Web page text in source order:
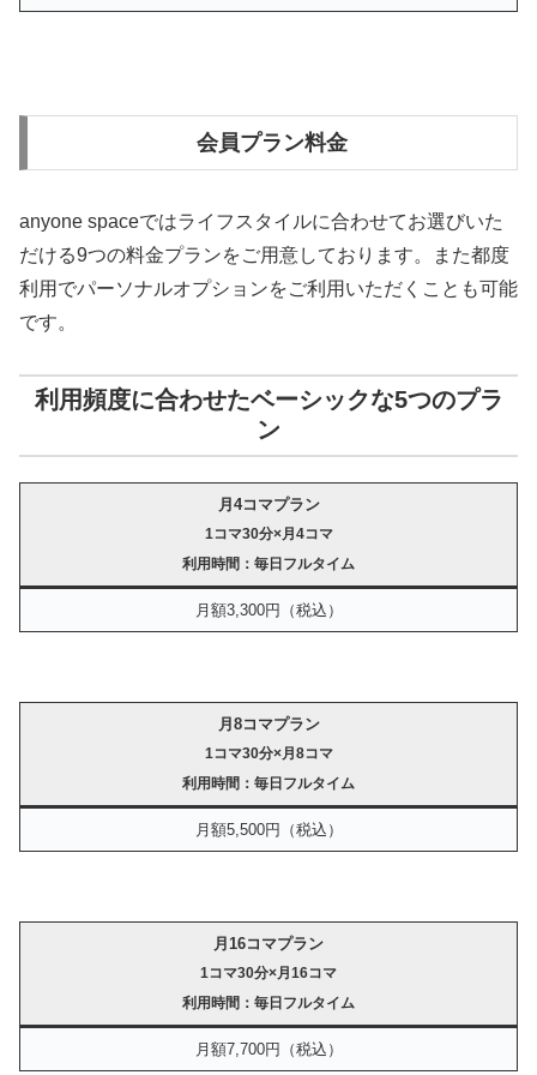
会員プラン料金
anyone spaceではライフスタイルに合わせてお選びいた
だける9つの料金プランをご用意しております。また都度
利用でパーソナルオプションをご利用いただくことも可能
です。
利用頻度に合わせたベーシックな5つのプラ
ン
月4コマプラン
1コマ30分×月4コマ
利用時間：毎日フルタイム
月額3,300円（税込）
月8コマプラン
1コマ30分×月8コマ
利用時間：毎日フルタイム
月額5,500円（税込）
月16コマプラン
1コマ30分×月16コマ
利用時間：毎日フルタイム
月額7,700円（税込）